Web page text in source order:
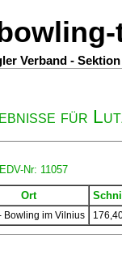
Verband -
für
Nr: 11057
Ort
Bowling im Vilnius